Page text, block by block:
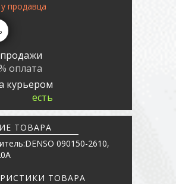
продавца
оплата
курьером
есть
ТОВАРА
090150-2610,
ТОВАРА